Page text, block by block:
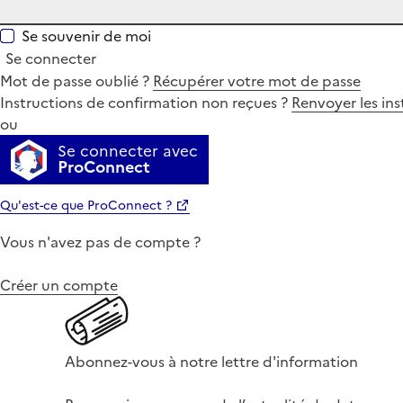
Se souvenir de moi
Se connecter
Mot de passe oublié ? Récupérer votre mot de passe
Instructions de confirmation non reçues ? Renvoyer les
ou
Se connecter avec
ProConnect
Qu'est-ce que ProConnect ?
Vous n'avez pas de compte ?
Créer un compte
Abonnez-vous à notre lettre d'information